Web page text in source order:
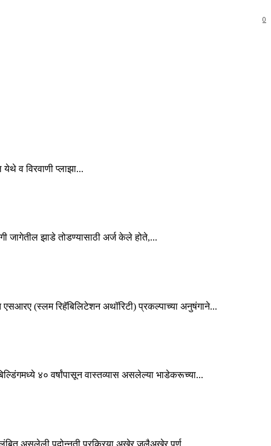
0
व विरवाणी प्लाझा...
जागेतील झाडे तोडण्यासाठी अर्ज केले होते,...
एसआरए (स्लम रिहॅबिलिटेशन अथॉरिटी) प्रकल्पाच्या अनुषंगाने...
४० वर्षांपासून वास्तव्यास असलेल्या भाडेकरूच्या...
असलेली पदोन्नती प्रक्रिया अखेर जुलैअखेर पूर्ण...